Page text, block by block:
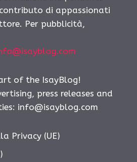
di appassionati
Per pubblicità,
of the IsayBlog!
press releases and
info@isayblog.com
Privacy (UE)